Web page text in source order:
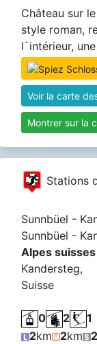
Château sur
style roman,
l`intérieur,
Voir la carte
Montrer sur la
Stations
Sunnbüel -
Sunnbüel -
Alpes suisses
Kandersteg,
Suisse
0 2
1
2km 2km 2